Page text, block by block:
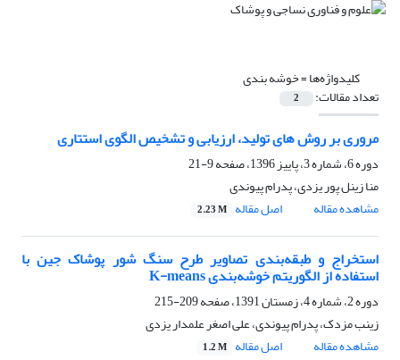
کلیدواژه‌ها =خوشه بندی
تعداد مقالات: 2
مروری بر روش های تولید، ارزیابی و تشخیص الگوی استتاری
دوره 6، شماره 3، پاییز 1396، صفحه
9-21
منا زینل پور یزدی، پدرام پیوندی
مشاهده مقاله
اصل مقاله 2.23 M
استخراج و طبقه‌بندی تصاویر طرح سنگ شور پوشاک جین با
استفاده از الگوریتم خوشه‌بندی K-means
دوره 2، شماره 4، زمستان 1391، صفحه
209-215
زینب مزدک، پدرام پیوندی، علی اصغر علمدار یزدی
مشاهده مقاله
اصل مقاله 1.2 M